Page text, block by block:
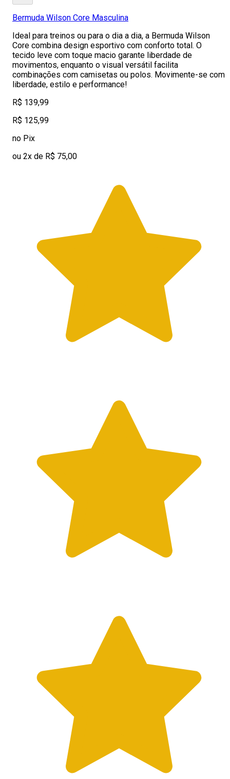
Bermuda Wilson Core Masculina
Ideal para treinos ou para o dia a dia, a Bermuda Wilson
Core combina design esportivo com conforto total. O
tecido leve com toque macio garante liberdade de
movimentos, enquanto o visual versátil facilita
combinações com camisetas ou polos. Movimente-se com
liberdade, estilo e performance!
R$ 139,99
R$ 125,99
no Pix
ou 2x de R$ 75,00